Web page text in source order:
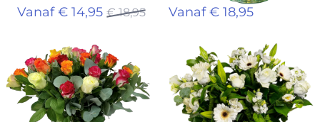
Vanaf € 14,95 € 18,95 Vanaf € 18,95